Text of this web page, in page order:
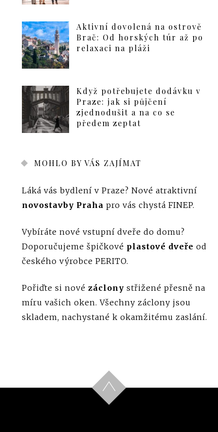
Aktivní dovolená na ostrově
Brač: Od horských túr až po
relaxaci na pláži
Když potřebujete dodávku v
Praze: jak si půjčení
zjednodušit a na co se
předem zeptat
MOHLO BY VÁS ZAJÍMAT
Láká vás bydlení v Praze? Nové atraktivní
novostavby Praha pro vás chystá FINEP.
Vybíráte nové vstupní dveře do domu?
Doporučujeme špičkové plastové dveře od
českého výrobce PERITO.
Pořiďte si nové záclony střižené přesně na
míru vašich oken. Všechny záclony jsou
skladem, nachystané k okamžitému zaslání.